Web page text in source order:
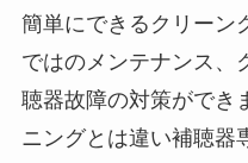
簡単にできるクリーン
ではのメンテナンス、
聴器故障の対策ができ
ニングとは違い補聴器